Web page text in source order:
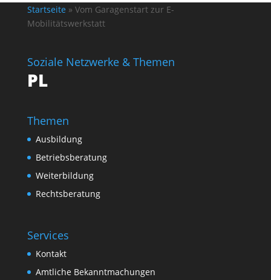
Startseite » Vom Garagenstart zur E-
Mobilitätswerkstatt
Soziale Netzwerke & Themen
PL
Themen
Ausbildung
Betriebsberatung
Weiterbildung
Rechtsberatung
Services
Kontakt
Amtliche Bekanntmachungen